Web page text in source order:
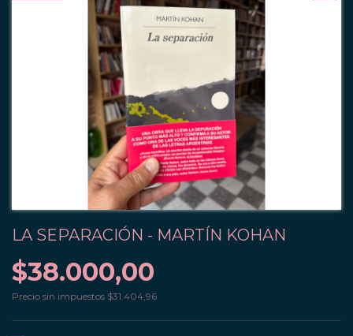
LA SEPARACIÓN - MARTÍN KOHAN
$38.000,00
Precio sin impuestos $31.404,96